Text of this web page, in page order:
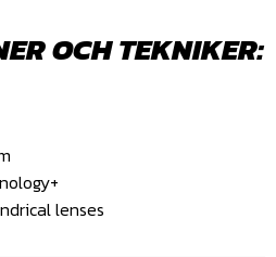
OCH TEKNIKER:
lenses